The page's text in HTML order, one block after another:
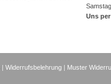
Uns
|Widerrufsbelehrung | Muster